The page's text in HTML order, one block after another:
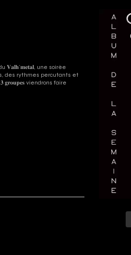
une soirée
des rythmes percutants et
viendrons faire